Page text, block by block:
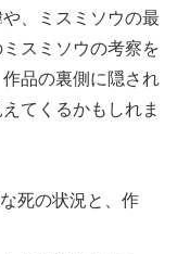
、ミスミソウの最
スミソウの考察を
品の裏側に隠され
てくるかもしれま
死の状況と、作